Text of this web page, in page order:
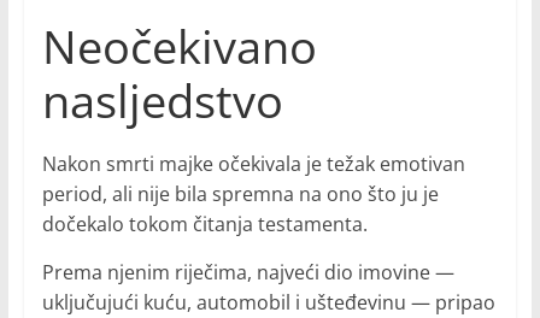
Neočekivano
nasljedstvo
Nakon smrti majke očekivala je težak emotivan
period, ali nije bila spremna na ono što ju je
dočekalo tokom čitanja testamenta.
Prema njenim riječima, najveći dio imovine —
uključujući kuću, automobil i ušteđevinu — pripao